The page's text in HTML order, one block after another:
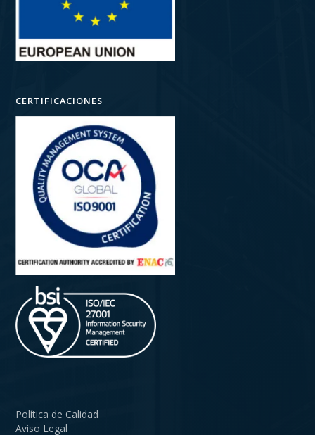
CERTIFICACIONES
Aviso Legal
Política de Calidad